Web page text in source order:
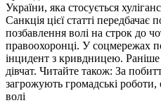
України, яка стосується
Санкція цієї статті передбачає
позбавлення волі на строк до
правоохоронці. У соцмережах
інцидент з кривдницею.
дівчат. Читайте також: За
загрожують громадські
волі